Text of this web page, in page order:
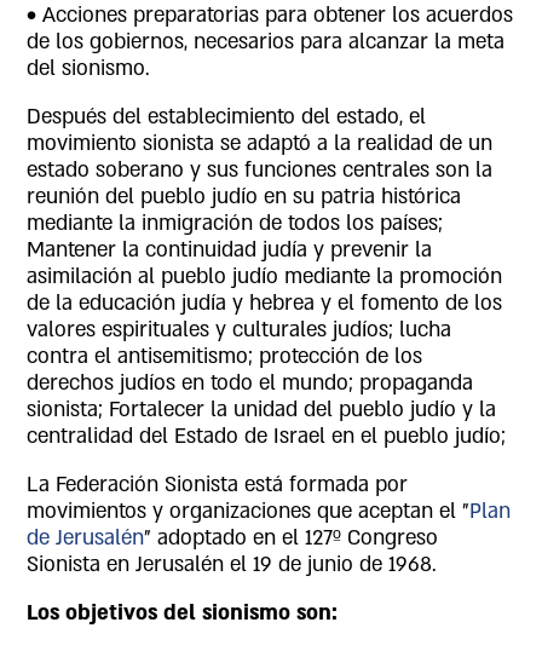
• Acciones preparatorias para obtener los acuerdos
de los gobiernos, necesarios para alcanzar la meta
del sionismo.
Después del establecimiento del estado, el
movimiento sionista se adaptó a la realidad de un
estado soberano y sus funciones centrales son la
reunión del pueblo judío en su patria histórica
mediante la inmigración de todos los países;
Mantener la continuidad judía y prevenir la
asimilación al pueblo judío mediante la promoción
de la educación judía y hebrea y el fomento de los
valores espirituales y culturales judíos; lucha
contra el antisemitismo; protección de los
derechos judíos en todo el mundo; propaganda
sionista; Fortalecer la unidad del pueblo judío y la
centralidad del Estado de Israel en el pueblo judío;
La Federación Sionista está formada por
movimientos y organizaciones que aceptan el "Plan
de Jerusalén" adoptado en el 127º Congreso
Sionista en Jerusalén el 19 de junio de 1968.
Los objetivos del sionismo son: